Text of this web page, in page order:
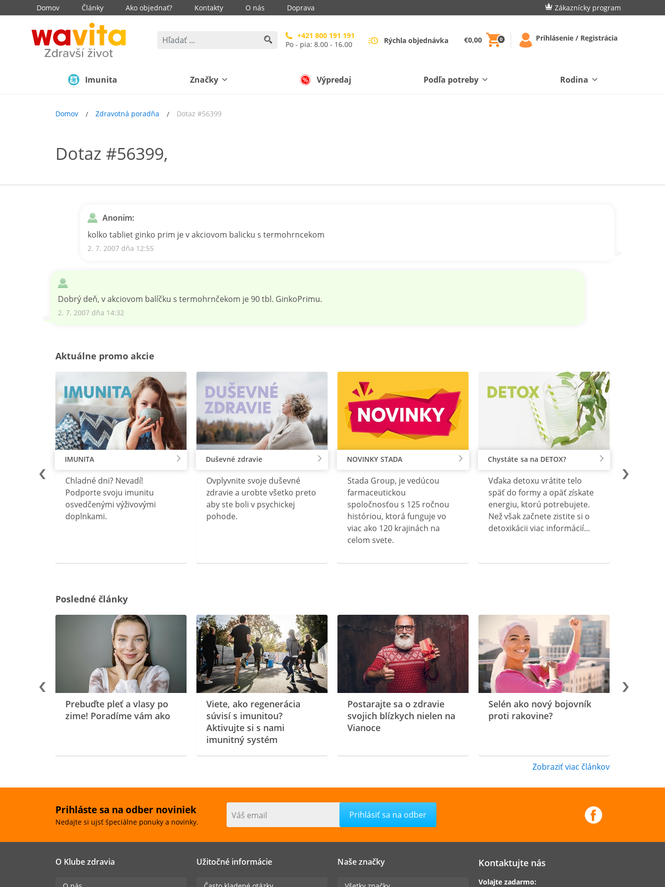
Domov Články Ako objednať? Kontakty O nás Doprava Zákaznícky program
+421 800 191 191
Po - pia: 8.00 - 16.00
Rýchla objednávka €0,00 0 Prihlásenie / Registrácia
Imunita Značky Výpredaj Podľa potreby Rodina
Domov Zdravotná poradňa Dotaz #56399
Dotaz #56399,
Anonim:
kolko tabliet ginko prim je v akciovom balicku s termohrncekom
2. 7. 2007 dňa 12:55
Dobrý deň, v akciovom balíčku s termohrnčekom je 90 tbl. GinkoPrimu.
2. 7. 2007 dňa 14:32
Aktuálne promo akcie
IMUNITA
Chladné dni? Nevadí!
Podporte svoju imunitu
osvedčenými výživovými
doplnkami.
Duševné zdravie
Ovplyvnite svoje duševné
zdravie a urobte všetko preto
aby ste boli v psychickej
pohode.
NOVINKY STADA
Stada Group, je vedúcou
farmaceutickou
spoločnosťou s 125 ročnou
históriou, ktorá funguje vo
viac ako 120 krajinách na
celom svete.
Chystáte sa na DETOX?
Vďaka detoxu vrátite telo
späť do formy a opäť získate
energiu, ktorú potrebujete.
Než však začnete zistite si o
detoxikácii viac informácií...
Posledné články
Prebuďte pleť a vlasy po
zime! Poradíme vám ako
Viete, ako regenerácia
súvisí s imunitou?
Aktivujte si s nami
imunitný systém
Postarajte sa o zdravie
svojich blízkych nielen na
Vianoce
Selén ako nový bojovník
proti rakovine?
Zobraziť viac článkov
Prihláste sa na odber noviniek
Nedajte si ujsť špeciálne ponuky a novinky.
Váš email
O Klube zdravia Užitočné informácie Naše značky Kontaktujte nás
Volajte zadarmo: